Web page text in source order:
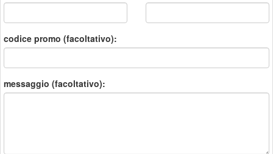
codice promo (facoltativo):
messaggio (facoltativo):